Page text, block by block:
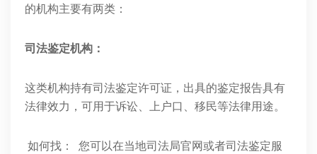
的机构主要有两类：
司法鉴定机构：
这类机构持有司法鉴定许可证，出具的鉴定报告具有
法律效力，可用于诉讼、上户口、移民等法律用途。
如何找： 您可以在当地司法局官网或者司法鉴定服